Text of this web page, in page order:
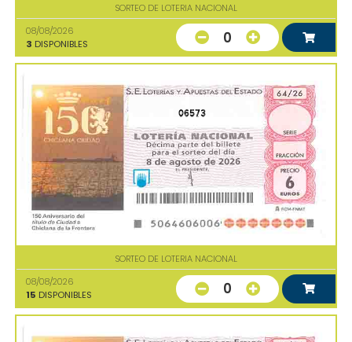
SORTEO DE LOTERIA NACIONAL
08/08/2026
3 DISPONIBLES 0
06573
SORTEO DE LOTERIA NACIONAL
08/08/2026
15 DISPONIBLES 0